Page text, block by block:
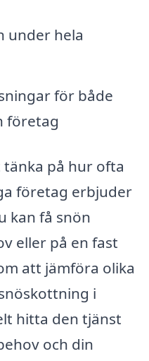
under hela
för både
företag
på hur ofta
företag erbjuder
kan få snön
eller på en fast
att jämföra olika
i
hitta den tjänst
och din